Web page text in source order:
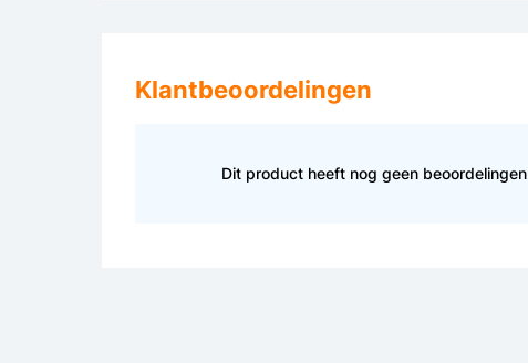
Klantbeoordelingen
Dit product heeft nog geen beoordelingen